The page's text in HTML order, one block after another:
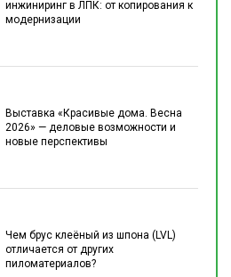
инжиниринг в ЛПК: от копирования к
модернизации
Выставка «Красивые дома. Весна
2026» — деловые возможности и
новые перспективы
Чем брус клеёный из шпона (LVL)
отличается от других
пиломатериалов?